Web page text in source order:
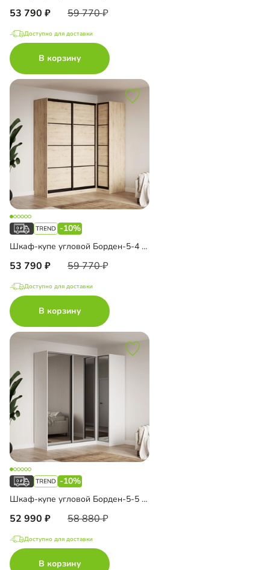
53 790 59 770
Доступно для доставки
В корзину
-10%
Шкаф-купе угловой Борден-5-4 1100
53 790 59 770
Доступно для доставки
В корзину
-10%
Шкаф-купе угловой Борден-5-5 1100
52 990 58 880
Доступно для доставки
В корзину